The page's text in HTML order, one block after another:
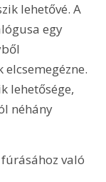
lehetővé. A
egy
lehetősége,
néhány
való